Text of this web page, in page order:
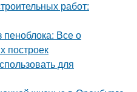
работ:
Все о
построек
для